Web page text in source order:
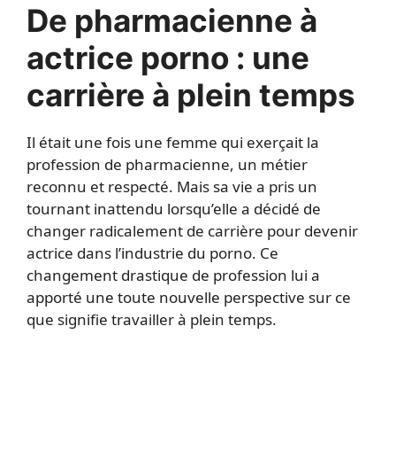
De pharmacienne à
actrice porno : une
carrière à plein temps
Il était une fois une femme qui exerçait la
profession de pharmacienne, un métier
reconnu et respecté. Mais sa vie a pris un
tournant inattendu lorsqu’elle a décidé de
changer radicalement de carrière pour devenir
actrice dans l’industrie du porno. Ce
changement drastique de profession lui a
apporté une toute nouvelle perspective sur ce
que signifie travailler à plein temps.